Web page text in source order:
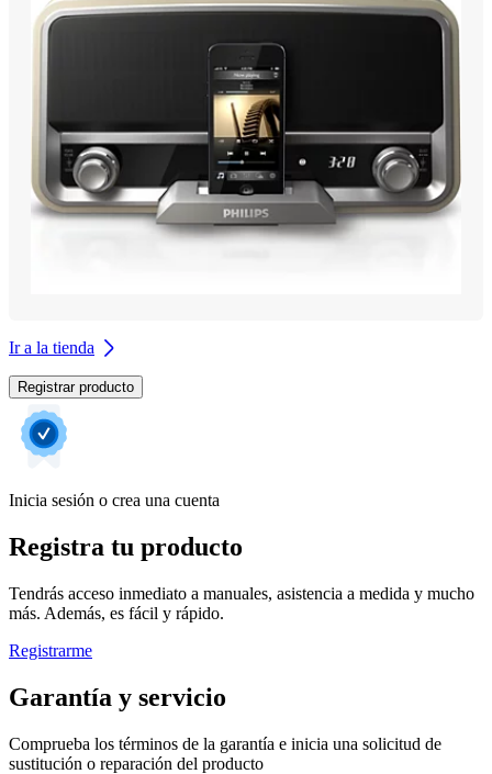
Ir a la tienda
Registrar producto
Inicia sesión o crea una cuenta
Registra tu producto
Tendrás acceso inmediato a manuales, asistencia a medida y mucho
más. Además, es fácil y rápido.
Registrarme
Garantía y servicio
Comprueba los términos de la garantía e inicia una solicitud de
sustitución o reparación del producto